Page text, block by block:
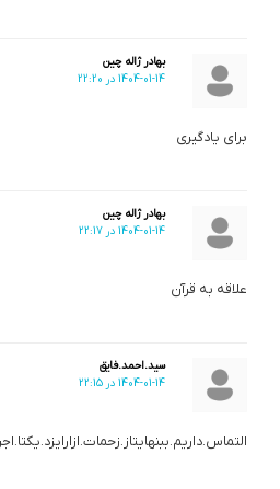
بهادر ژاله چین
1404-01-14 در 22:20
برای یادگیری
بهادر ژاله چین
1404-01-14 در 22:17
علاقه به قرآن
سید.احمد.فایق
1404-01-14 در 22:15